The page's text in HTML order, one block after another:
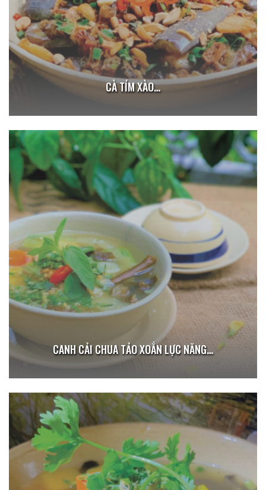
CÀ TÍM XÀO…
CANH CẢI CHUA TẢO XOẮN LỰC NĂNG…